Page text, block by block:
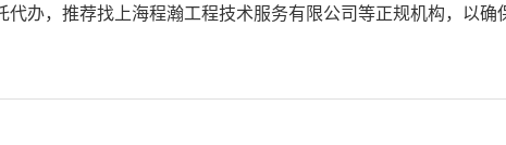
办，推荐找上海程瀚工程技术服务有限公司等正规机构，以确